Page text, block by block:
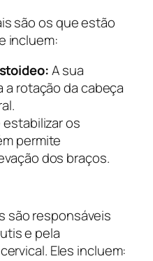
são os que estão
incluem:
A sua
rotação da cabeça
estabilizar os
permite
dos braços.
são responsáveis
e pela
Eles incluem: